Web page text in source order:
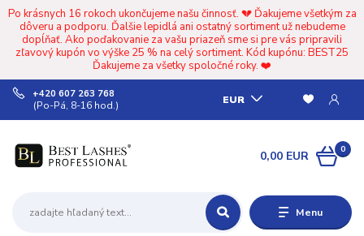
Po krásnych 16 rokoch ukončujeme našu činnosť. 💔 Ďakujeme všetkým za
dôveru a podporu. Ďalšie lepidlá ani ostatný sortiment už nebudeme
dopĺňať. Ako poďakovanie za vašu priazeň sme si pre vás pripravili
zľavový kupón vo výške 25 % na celý sortiment. Kód kupónu: BEST25
Ďakujeme za všetky spoločné roky. ❤️
Menu
EUR
+420 607 263 768
(Po-Pá, 8-16 hod.)
0
0,00 EUR